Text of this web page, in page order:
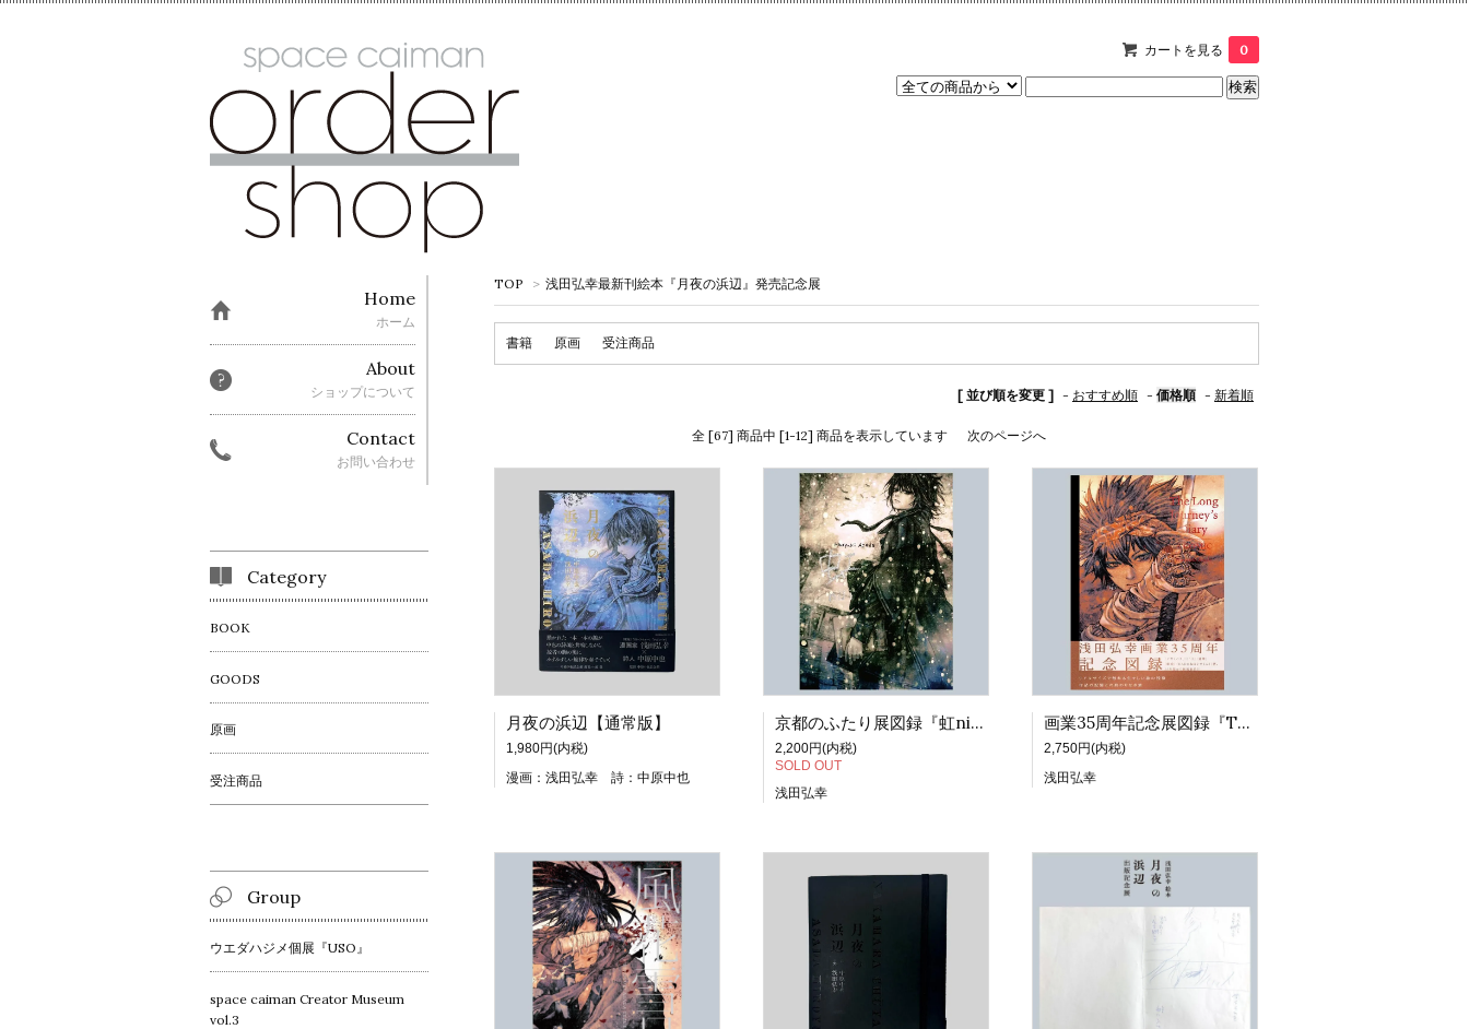
カートを見る 0
TOP > 浅田弘幸最新刊絵本『月夜の浜辺』発売記念展
書籍 原画 受注商品
[ 並び順を変更 ] - おすすめ順 - 価格順 - 新着順
全 [67] 商品中 [1-12] 商品を表示しています 次のページへ
月夜の浜辺【通常版】
1,980円(内税)
漫画：浅田弘幸 詩：中原中也
京都のふたり展図録『虹niji』
2,200円(内税)
SOLD OUT
浅田弘幸
画業35周年記念展図録『The Long Journey's Diary | A COMIC』
2,750円(内税)
浅田弘幸
Home
ホーム
About
ショップについて
Contact
お問い合わせ
Category
BOOK
GOODS
原画
受注商品
Group
ウエダハジメ個展『USO』
space caiman Creator Museum
vol.3